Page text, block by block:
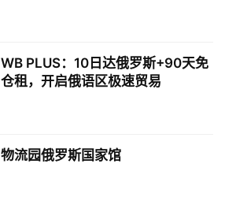
WB PLUS：10日达俄罗斯+90天免
仓租，开启俄语区极速贸易
物流园俄罗斯国家馆